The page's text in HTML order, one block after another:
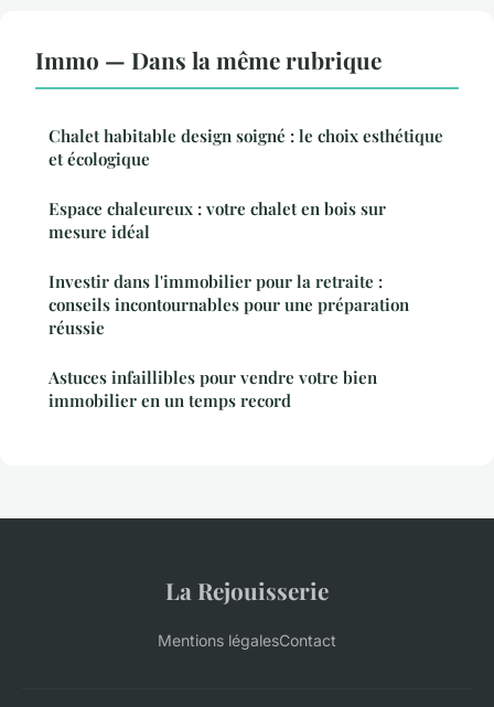
Immo — Dans la même rubrique
Chalet habitable design soigné : le choix esthétique
et écologique
Espace chaleureux : votre chalet en bois sur
mesure idéal
Investir dans l'immobilier pour la retraite :
conseils incontournables pour une préparation
réussie
Astuces infaillibles pour vendre votre bien
immobilier en un temps record
La Rejouisserie
Mentions légalesContact